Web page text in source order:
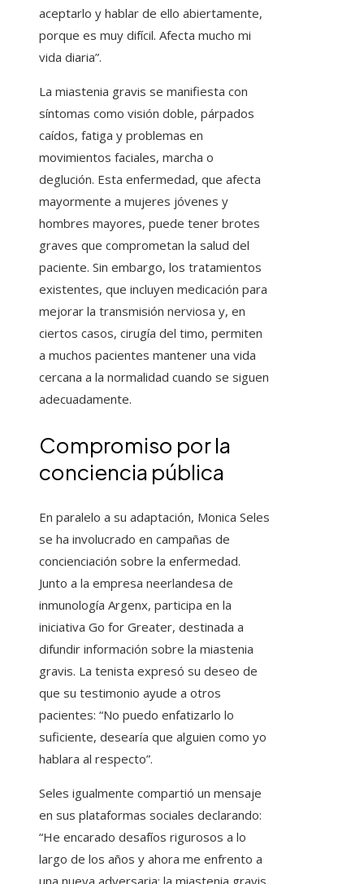
aceptarlo y hablar de ello abiertamente,
porque es muy difícil. Afecta mucho mi
vida diaria”.
La miastenia gravis se manifiesta con
síntomas como visión doble, párpados
caídos, fatiga y problemas en
movimientos faciales, marcha o
deglución. Esta enfermedad, que afecta
mayormente a mujeres jóvenes y
hombres mayores, puede tener brotes
graves que comprometan la salud del
paciente. Sin embargo, los tratamientos
existentes, que incluyen medicación para
mejorar la transmisión nerviosa y, en
ciertos casos, cirugía del timo, permiten
a muchos pacientes mantener una vida
cercana a la normalidad cuando se siguen
adecuadamente.
Compromiso por la
conciencia pública
En paralelo a su adaptación, Monica Seles
se ha involucrado en campañas de
concienciación sobre la enfermedad.
Junto a la empresa neerlandesa de
inmunología Argenx, participa en la
iniciativa Go for Greater, destinada a
difundir información sobre la miastenia
gravis. La tenista expresó su deseo de
que su testimonio ayude a otros
pacientes: “No puedo enfatizarlo lo
suficiente, desearía que alguien como yo
hablara al respecto”.
Seles igualmente compartió un mensaje
en sus plataformas sociales declarando:
“He encarado desafíos rigurosos a lo
largo de los años y ahora me enfrento a